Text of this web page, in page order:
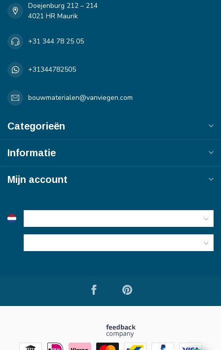
Doejenburg 212 – 214
4021 HR Maurik
+31 344 78 25 05
+31344782505
bouwmaterialen@vanviegen.com
Categorieën
Informatie
Mijn account